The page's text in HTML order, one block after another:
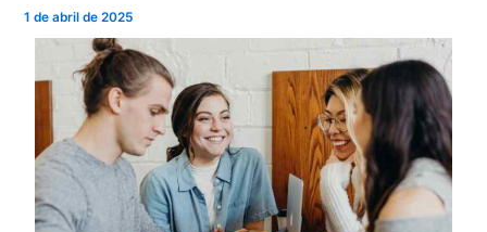
1 de abril de 2025